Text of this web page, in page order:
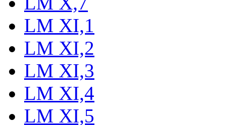
LM XI,1
LM XI,2
LM XI,3
LM XI,4
LM XI,5